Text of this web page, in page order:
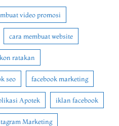
video promosi
cara membuat website
ratakan
seo facebook marketing
Apotek iklan facebook
Marketing